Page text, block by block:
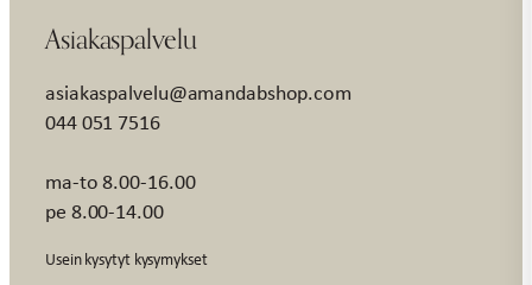
Asiakaspalvelu
asiakaspalvelu@amandabshop.com
044 051 7516
ma-to 8.00-16.00
pe 8.00-14.00
Usein kysytyt kysymykset